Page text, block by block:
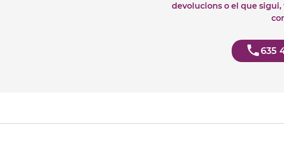
devolucions o el que sigui,
635